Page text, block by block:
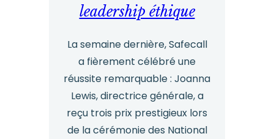
vraiment
leadership éthique
La semaine dernière, Safecall
a fièrement célébré une
réussite remarquable : Joanna
Lewis, directrice générale, a
reçu trois prix prestigieux lors
de la cérémonie des National